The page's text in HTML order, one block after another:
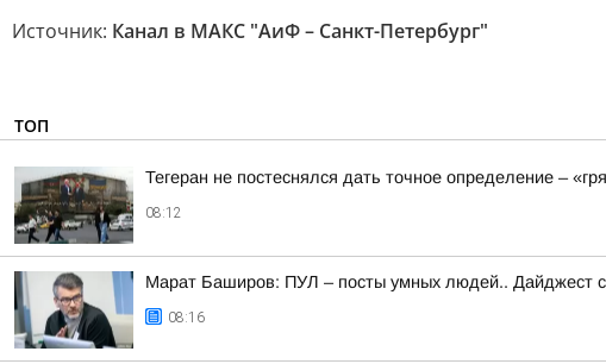
Источник: Канал в МАКС "АиФ – Санкт-Петербург"
ТОП
Тегеран не постеснялся дать точное определение –
08:12
Марат Баширов: ПУЛ – посты умных людей.. Дайджест
08:16